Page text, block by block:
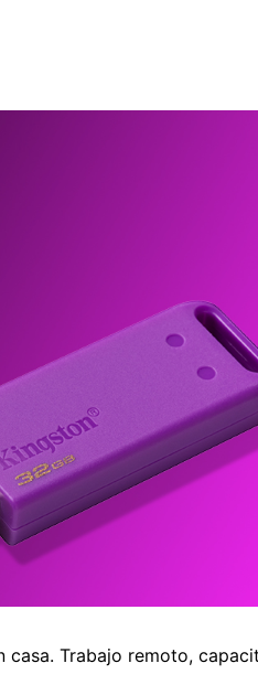
casa. Trabajo remoto,